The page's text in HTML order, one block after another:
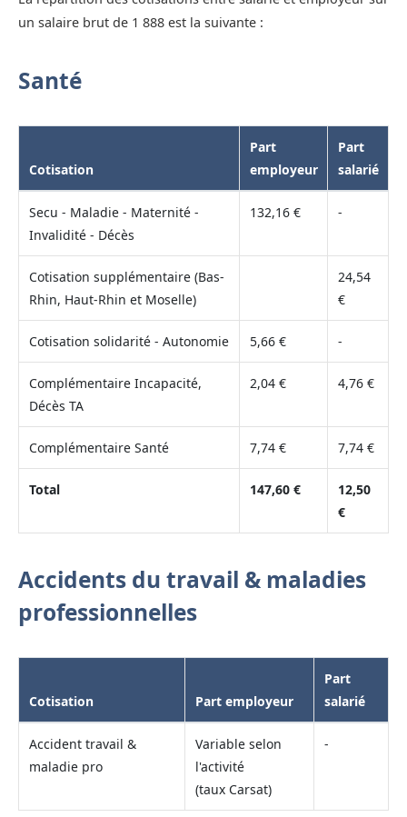
un salaire brut de 1 888 est la suivante :
Santé
Cotisation
Part
employeur
Part
salarié
Secu - Maladie - Maternité -
Invalidité - Décès
132,16 € -
Cotisation supplémentaire (Bas-
Rhin, Haut-Rhin et Moselle)
24,54
€
Cotisation solidarité - Autonomie 5,66 € -
Complémentaire Incapacité,
Décès TA
2,04 € 4,76 €
Complémentaire Santé 7,74 € 7,74 €
Total 147,60 €
12,50
€
Accidents du travail & maladies
professionnelles
Cotisation Part employeur
Part
salarié
Accident travail &
maladie pro
Variable selon
l'activité
(taux Carsat)
-